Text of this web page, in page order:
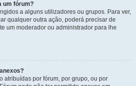
um fórum?
a alguns utilizadores ou grupos. Para ver,
qualquer outra ação, poderá precisar de
um moderador ou administrador para lhe
atribuídas por fórum, por grupo, ou por